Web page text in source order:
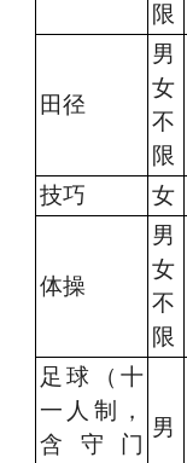
限
田径
男
女
不
限
技巧 女
体操
男
女
不
限
足球（十
一人制，
含守门
男